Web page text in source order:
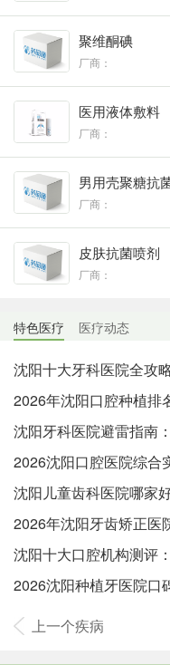
聚维酮碘
厂商：
医用液体敷料
厂商：
男用壳聚糖抗
厂商：
皮肤抗菌喷剂
厂商：
特色医疗 医疗动态
沈阳十大牙科医院全攻略：从
2026年沈阳口腔种植排名大揭秘
沈阳牙科医院避雷指南：十大机
2026沈阳口腔医院综合实力
沈阳儿童齿科医院哪家好？
2026年沈阳牙齿矫正医院红黑
沈阳十大口腔机构测评：公立
2026沈阳种植牙医院口碑榜发
上一个疾病